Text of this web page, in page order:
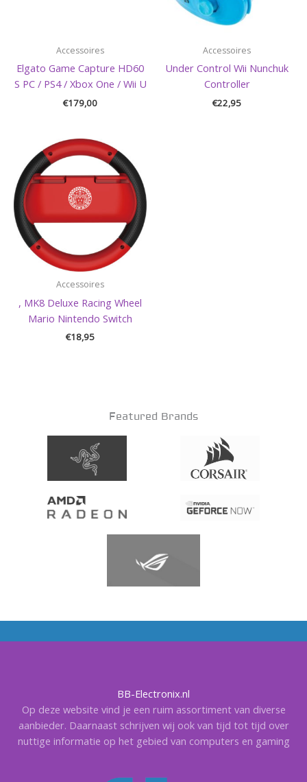
Accessoires
Elgato Game Capture HD60
S PC / PS4 / Xbox One / Wii U
€179,00
Accessoires
Under Control Wii Nunchuk
Controller
€22,95
Accessoires
, MK8 Deluxe Racing Wheel
Mario Nintendo Switch
€18,95
Featured Brands
BB-Electronix.nl
Op deze website vind je een ruim assortiment van diverse
aanbieder. Daarnaast schrijven wij ook van tijd tot tijd over
nuttige informatie op het gebied van computers en gaming